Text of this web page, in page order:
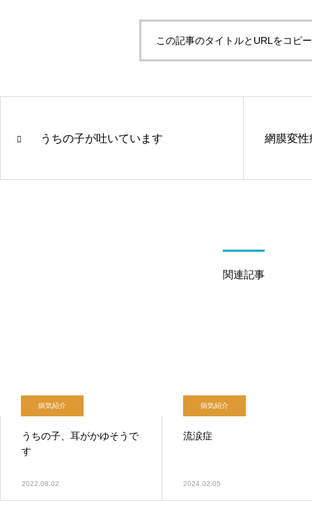
この記事のタイトルとURLをコピ
うちの子が吐いています 網膜変性
関連記事
病気紹介
うちの子、耳がかゆそうで
す
2022.08.02
病気紹介
流涙症
2024.02.05